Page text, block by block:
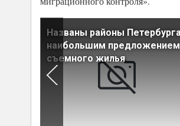
Названы районы
наибольшим предложением
съемного жилья